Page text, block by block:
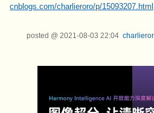
cnblogs.com/charlieroro/p/15093207.html
posted @ 2021-08-03 22:04